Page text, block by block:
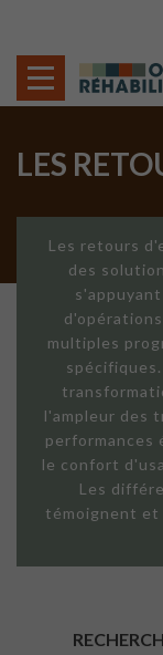
LES
Les retours
des
multiples
l'ampleur des
performances
le confort
Les
témoignent et